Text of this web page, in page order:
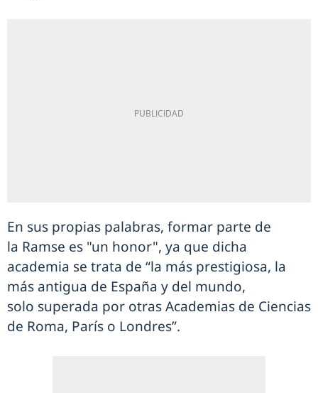
En sus propias palabras, formar parte de
la Ramse es "un honor", ya que dicha
academia se trata de “la más prestigiosa, la
más antigua de España y del mundo,
solo superada por otras Academias de Ciencias
de Roma, París o Londres”.